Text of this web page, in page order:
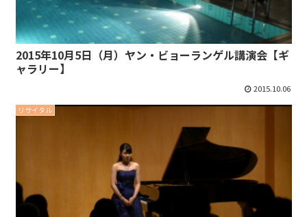
2015年10月5日（月）ヤン・ビョーランゲル講演会【ギ
ャラリー】
2015.10.06
リサイタル